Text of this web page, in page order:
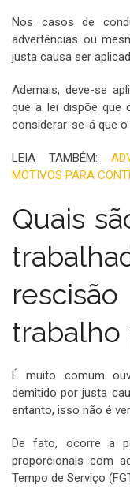
Nos casos de
advertências ou
justa causa ser
Ademais, deve-se
que a lei dispõe que
considerar-se-á que
LEIA TAMBÉM:
MOTIVOS PARA
Quais
trabalho
É muito comum
demitido por justa
entanto, isso não é
De fato, ocorre a
proporcionais com
Tempo de Serviço